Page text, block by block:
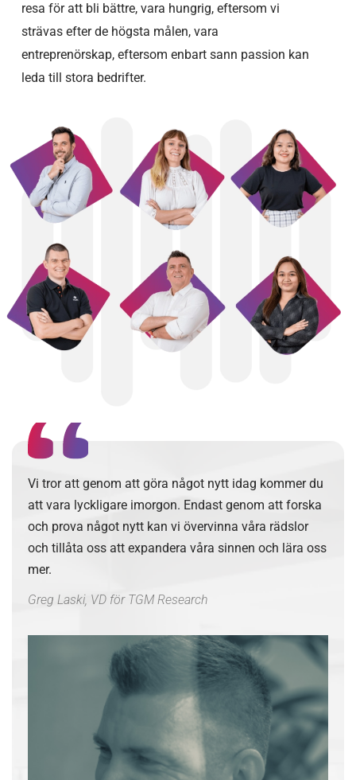
resa för att bli bättre, vara hungrig, eftersom vi
strävas efter de högsta målen, vara
entreprenörskap, eftersom enbart sann passion kan
leda till stora bedrifter.
Vi tror att genom att göra något nytt idag kommer du
att vara lyckligare imorgon. Endast genom att forska
och prova något nytt kan vi övervinna våra rädslor
och tillåta oss att expandera våra sinnen och lära oss
mer.
Greg Laski, VD för TGM Research